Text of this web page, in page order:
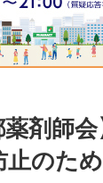
薬剤師
止のた